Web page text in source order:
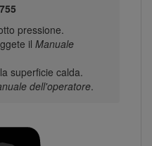
pressione.
il Manuale
superficie calda.
dell'operatore.